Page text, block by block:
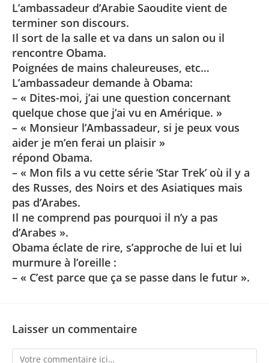
L’ambassadeur d’Arabie Saoudite vient de
terminer son discours.
Il sort de la salle et va dans un salon ou il
rencontre Obama.
Poignées de mains chaleureuses, etc…
L’ambassadeur demande à Obama:
– « Dites-moi, j’ai une question concernant
quelque chose que j’ai vu en Amérique. »
– « Monsieur l’Ambassadeur, si je peux vous
aider je m’en ferai un plaisir »
répond Obama.
– « Mon fils a vu cette série ‘Star Trek’ où il y a
des Russes, des Noirs et des Asiatiques mais
pas d’Arabes.
Il ne comprend pas pourquoi il n’y a pas
d’Arabes ».
Obama éclate de rire, s’approche de lui et lui
murmure à l’oreille :
– « C’est parce que ça se passe dans le futur ».
Laisser un commentaire